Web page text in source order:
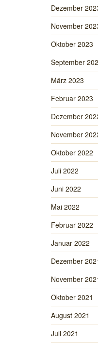
Dezember
November
Oktober 2023
September
März 2023
Februar 2023
Dezember
November
Oktober 2022
Juli 2022
Juni 2022
Mai 2022
Februar 2022
Januar 2022
Dezember
November
Oktober 2021
August 2021
Juli 2021